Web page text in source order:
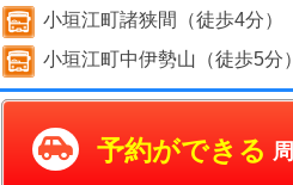
小垣江町諸狭間（徒歩4分）
小垣江町中伊勢山（徒歩5分）
予約ができる